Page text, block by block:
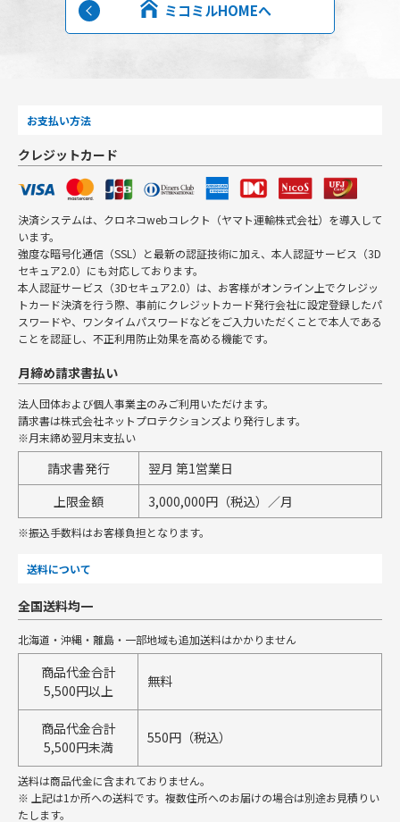
ミコミルHOMEへ
お支払い方法
クレジットカード
決済システムは、クロネコwebコレクト（ヤマト運輸株式会社）を導入して
います。
強度な暗号化通信（SSL）と最新の認証技術に加え、本人認証サービス（3D
セキュア2.0）にも対応しております。
本人認証サービス（3Dセキュア2.0）は、お客様がオンライン上でクレジッ
トカード決済を行う際、事前にクレジットカード発行会社に設定登録したパ
スワードや、ワンタイムパスワードなどをご入力いただくことで本人である
ことを認証し、不正利用防止効果を高める機能です。
月締め請求書払い
法人団体および個人事業主のみご利用いただけます。
請求書は株式会社ネットプロテクションズより発行します。
※月末締め翌月末支払い
請求書発行
翌月 第1営業日
上限金額
3,000,000円（税込）／月
※振込手数料はお客様負担となります。
送料について
全国送料均一
北海道・沖縄・離島・一部地域も追加送料はかかりません
商品代金合計
5,500円以上
無料
商品代金合計
5,500円未満
550円（税込）
送料は商品代金に含まれておりません。
※ 上記は1か所への送料です。複数住所へのお届けの場合は別途お見積りい
たします。